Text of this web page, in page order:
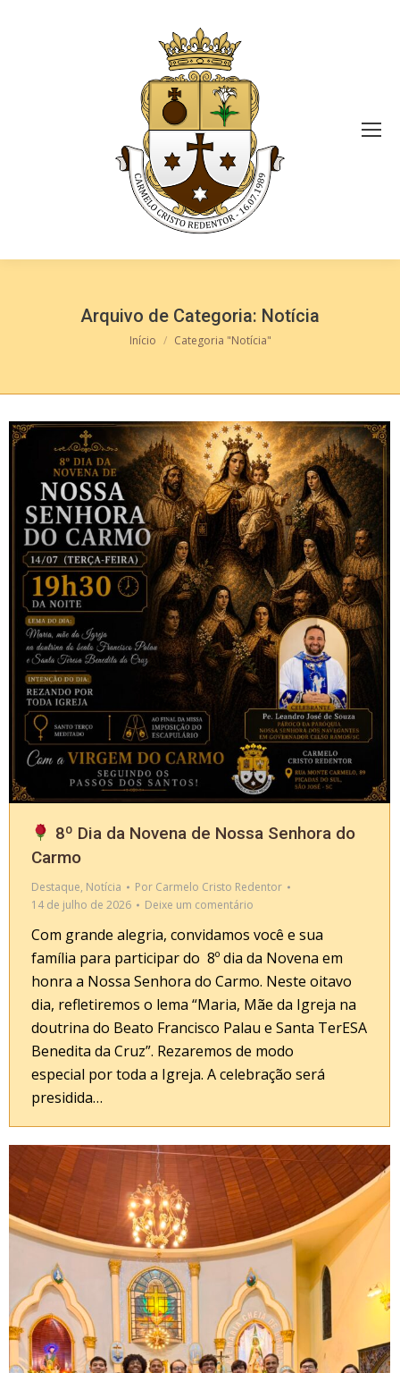
Arquivo de Categoria: Notícia
Você está aqui:
Início Categoria "Notícia"
8º Dia da Novena de Nossa Senhora do
Carmo
Destaque, Notícia Por Carmelo Cristo Redentor
14 de julho de 2026
Deixe um comentário
Com grande alegria, convidamos você e sua
família para participar do 8º dia da Novena em
honra a Nossa Senhora do Carmo. Neste oitavo
dia, refletiremos o lema “Maria, Mãe da Igreja na
doutrina do Beato Francisco Palau e Santa TerESA
Benedita da Cruz”. Rezaremos de modo
especial por toda a Igreja. A celebração será
presidida…